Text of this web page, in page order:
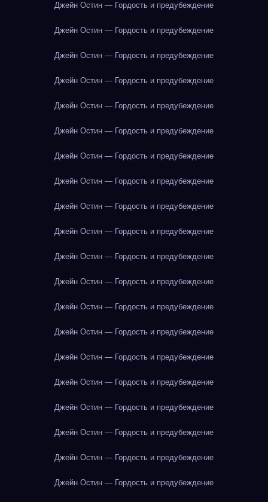
Джейн Остин — Гордость и предубеждение
Джейн Остин — Гордость и предубеждение
Джейн Остин — Гордость и предубеждение
Джейн Остин — Гордость и предубеждение
Джейн Остин — Гордость и предубеждение
Джейн Остин — Гордость и предубеждение
Джейн Остин — Гордость и предубеждение
Джейн Остин — Гордость и предубеждение
Джейн Остин — Гордость и предубеждение
Джейн Остин — Гордость и предубеждение
Джейн Остин — Гордость и предубеждение
Джейн Остин — Гордость и предубеждение
Джейн Остин — Гордость и предубеждение
Джейн Остин — Гордость и предубеждение
Джейн Остин — Гордость и предубеждение
Джейн Остин — Гордость и предубеждение
Джейн Остин — Гордость и предубеждение
Джейн Остин — Гордость и предубеждение
Джейн Остин — Гордость и предубеждение
Джейн Остин — Гордость и предубеждение